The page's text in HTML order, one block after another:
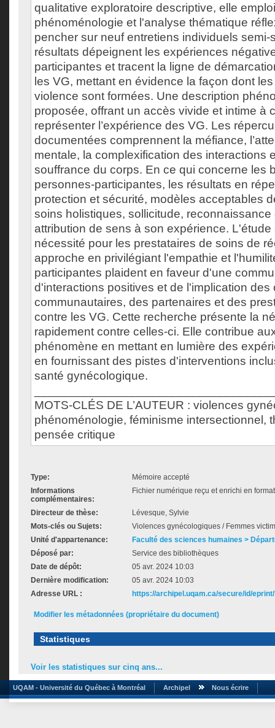
qualitative exploratoire descriptive, elle
phénoménologie et l'analyse thématique
pencher sur neuf entretiens individuels semi-
résultats dépeignent les expériences
participantes et tracent la ligne de
les VG, mettant en évidence la façon dont
violence sont formées. Une description
proposée, offrant un accès vivide et intime à
représenter l’expérience des VG. Les
documentées comprennent la méfiance,
mentale, la complexification des interactions
souffrance du corps. En ce qui concerne les
personnes-participantes, les résultats en
protection et sécurité, modèles acceptables
soins holistiques, sollicitude, reconnaissance
attribution de sens à son expérience. L'étude
nécessité pour les prestataires de soins de
approche en privilégiant l'empathie et
participantes plaident en faveur d'une
d'interactions positives et de l'implication des
communautaires, des partenaires et des
contre les VG. Cette recherche présente la
rapidement contre celles-ci. Elle contribue
phénomène en mettant en lumière des
en fournissant des pistes d'interventions
santé gynécologique.
MOTS-CLÉS DE L’AUTEUR : violences
phénoménologie, féminisme intersectionnel,
pensée critique
Type:
Mémoire accepté
Informations
complémentaires:
Fichier numérique reçu et enrichi en
Directeur de thèse:
Lévesque, Sylvie
Mots-clés ou Sujets:
Violences gynécologiques / Femmes
Unité d'appartenance:
Faculté des sciences humaines >
Déposé par:
Service des bibliothèques
Date de dépôt:
05 avr. 2024 10:03
Dernière modification:
05 avr. 2024 10:03
Adresse URL :
https://archipel.uqam.ca/secure/id/
Modifier les métadonnées (propriétaire du document)
Statistiques
Voir les statistiques sur cinq ans...
UQAM - Université du Québec à Montréal Archipel Nous écrire